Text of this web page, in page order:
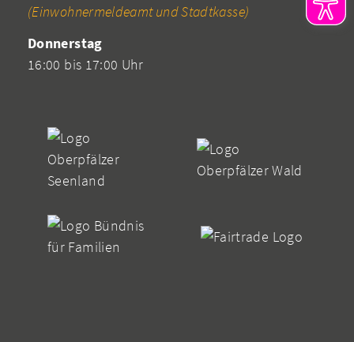
(Einwohnermeldeamt und Stadtkasse)
Donnerstag
16:00 bis 17:00 Uhr